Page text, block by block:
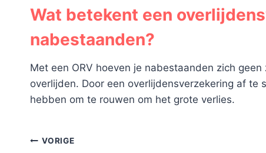
Wat betekent een
nabestaanden?
Met een ORV hoeven je nabestaanden zich
overlijden. Door een overlijdensverzekering af
hebben om te rouwen om het grote verlies.
Bericht
VORIGE